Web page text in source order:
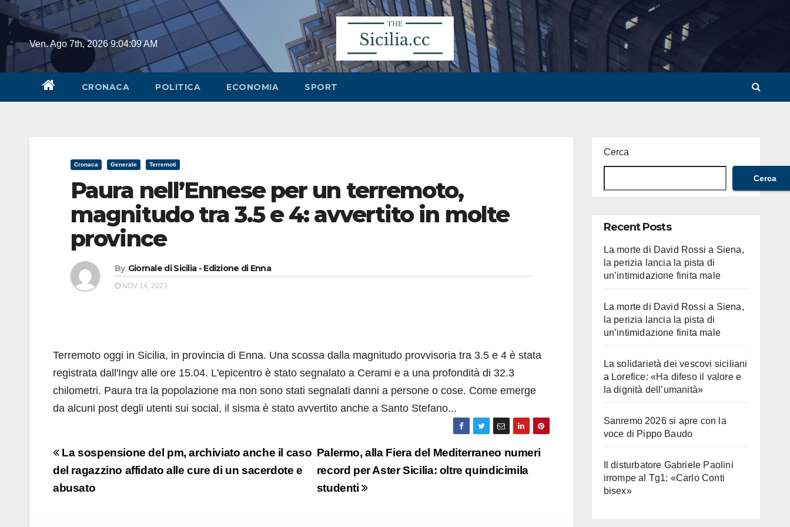
Skip
contentVen. Ago 7th, 20269:04:10 AM
CRONACA POLITICA ECONOMIA SPORT
Cronaca Generale Terremoti
Paura nell’Ennese per un terremoto,
magnitudo tra 3.5 e 4: avvertito in molte
province
By Giornale di Sicilia - Edizione di Enna
NOV 14, 2023
Terremoto oggi in Sicilia, in provincia di Enna. Una scossa dalla magnitudo provvisoria tra 3.5 e 4 è stata
registrata dall'Ingv alle ore 15.04. L'epicentro è stato segnalato a Cerami e a una profondità di 32.3
chilometri. Paura tra la popolazione ma non sono stati segnalati danni a persone o cose. Come emerge
da alcuni post degli utenti sui social, il sisma è stato avvertito anche a Santo Stefano...
Navigazione
articoli
Palermo, alla Fiera del Mediterraneo numeri
record per Aster Sicilia: oltre quindicimila
studenti
La sospensione del pm, archiviato anche il caso
del ragazzino affidato alle cure di un sacerdote e
abusato
Cerca
Cerca
Recent Posts
La morte di David Rossi a Siena,
la perizia lancia la pista di
un’intimidazione finita male
La morte di David Rossi a Siena,
la perizia lancia la pista di
un’intimidazione finita male
La solidarietà dei vescovi siciliani
a Lorefice: «Ha difeso il valore e
la dignità dell’umanità»
Sanremo 2026 si apre con la
voce di Pippo Baudo
Il disturbatore Gabriele Paolini
irrompe al Tg1: «Carlo Conti
bisex»